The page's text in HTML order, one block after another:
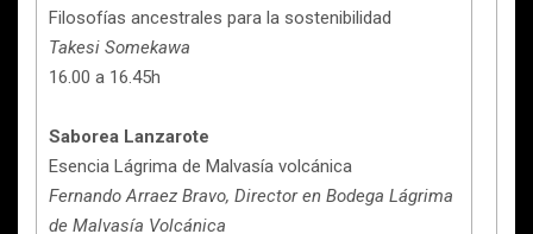
Filosofías ancestrales para la sostenibilidad
Takesi Somekawa
16.00 a 16.45h
Saborea Lanzarote
Esencia Lágrima de Malvasía volcánica
Fernando Arraez Bravo, Director en Bodega Lágrima
de Malvasía Volcánica